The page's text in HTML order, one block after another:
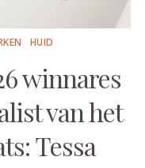
HUID
winnares
van het
Tessa